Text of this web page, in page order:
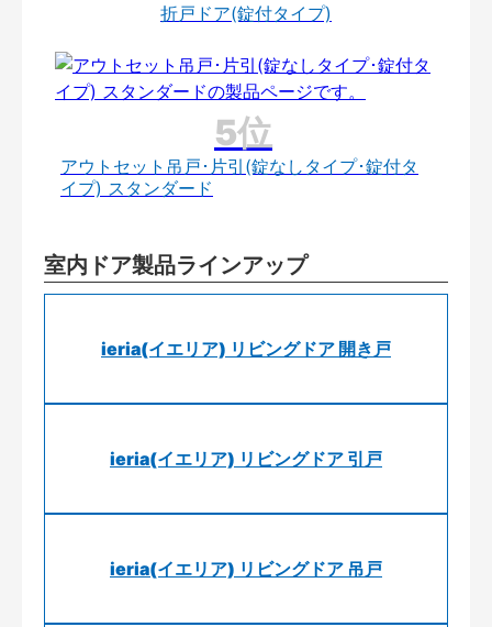
折戸ドア(錠付タイプ)
アウトセット吊戸･片引(錠なしタイプ･錠付タ
イプ) スタンダード
室内ドア製品ラインアップ
ieria(イエリア) リビングドア 開き戸
ieria(イエリア) リビングドア 引戸
ieria(イエリア) リビングドア 吊戸